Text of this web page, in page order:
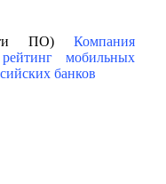
ПО) Компания
мобильных
банков